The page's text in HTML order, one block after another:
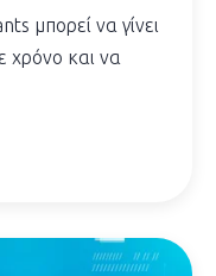
μπορεί να γίνει
χρόνο και να